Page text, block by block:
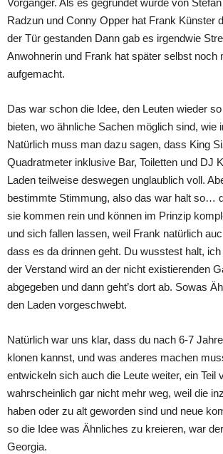
Vorgänger. Als es gegründet wurde von
Radzun und Conny Opper hat Frank Künster
der Tür gestanden Dann gab es irgendwie
Anwohnerin und Frank hat später selbst noch
aufgemacht.
Das war schon die Idee, den Leuten wieder
bieten, wo ähnliche Sachen möglich sind, wie
Natürlich muss man dazu sagen, dass King
Quadratmeter inklusive Bar, Toiletten und DJ
Laden teilweise deswegen unglaublich voll.
bestimmte Stimmung, also das war halt so…
sie kommen rein und können im Prinzip
und sich fallen lassen, weil Frank natürlich
dass es da drinnen geht. Du wusstest halt, ich
der Verstand wird an der nicht existierenden
abgegeben und dann geht’s dort ab. Sowas
den Laden vorgeschwebt.
Natürlich war uns klar, dass du nach 6-7
klonen kannst, und was anderes machen
entwickeln sich auch die Leute weiter, ein Teil
wahrscheinlich gar nicht mehr weg, weil die
haben oder zu alt geworden sind und neue
so die Idee was Ähnliches zu kreieren, war
Georgia.